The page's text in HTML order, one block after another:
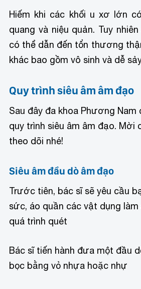
Hiếm khi các khối u xơ lớn
quang và niệu quản. Tuy
có thể dẫn đến tổn thương
khác bao gồm vô sinh và dễ
Quy trình siêu âm âm đạo
Sau đây đa khoa Phương Nam
quy trình siêu âm âm đạo. Mời
theo dõi nhé!
Siêu âm đầu dò âm đạo
Trước tiên, bác sĩ sẽ yêu cầu
sức, áo quần các vật dụng
quá trình quét
Bác sĩ tiến hành đưa một đầu
bọc bằng vỏ nhựa hoặc nhự